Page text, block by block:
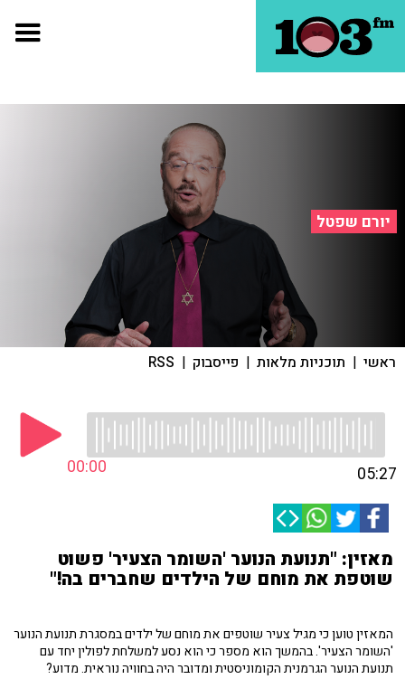
יורם שפטל
ראשי | תוכניות מלאות | פייסבוק |
RSS
00:00 05:27
מאזין: "תנועת הנוער 'השומר הצעיר' פשוט
שוטפת את מוחם של הילדים שחברים בה!"
המאזין טוען כי מגיל צעיר שוטפים את מוחם של ילדים במסגרת תנועת הנוער
'השומר הצעיר'. בהמשך הוא מספר כי הוא נסע למשלחת לפולין יחד עם
תנועת הנוער הגרמנית הקומוניסטית ומדובר היה בחוויה נוראית. מדוע?